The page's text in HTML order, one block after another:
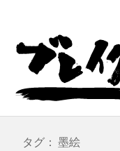
タグ： 墨絵